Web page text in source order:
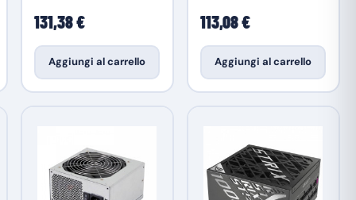
131,38 €
Aggiungi al carrello
113,08 €
Aggiungi al carrello